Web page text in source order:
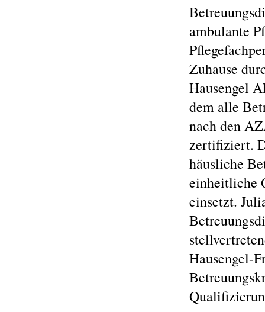
ambulante
Zuhause
Hausengel
dem alle
nach den
zertifiziert.
häusliche
einheitliche
einsetzt.
Hausengel-